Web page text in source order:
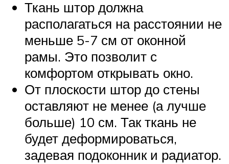
Ткань штор должна
располагаться на расстоянии не
меньше 5-7 см от оконной
рамы. Это позволит с
комфортом открывать окно.
От плоскости штор до стены
оставляют не менее (а лучше
больше) 10 см. Так ткань не
будет деформироваться,
задевая подоконник и радиатор.